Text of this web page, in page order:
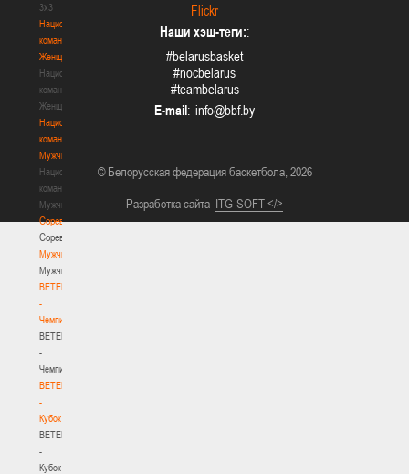
3х3
Национальная
команда.
Женщины
Национальная
команда.
Женщины
Национальная
команда.
Мужчины
Национальная
команда.
Мужчины
Соревнования
Соревнования
Мужчины
Мужчины
BETERA
-
Чемпионат
BETERA
-
Чемпионат
BETERA
-
Кубок
BETERA
-
Кубок
Flickr
Наши хэш-теги::
#belarusbasket
#nocbelarus
#teambelarus
E-mail:
© Белорусская федерация баскетбола, 2026
Разработка сайта ITG-SOFT </>